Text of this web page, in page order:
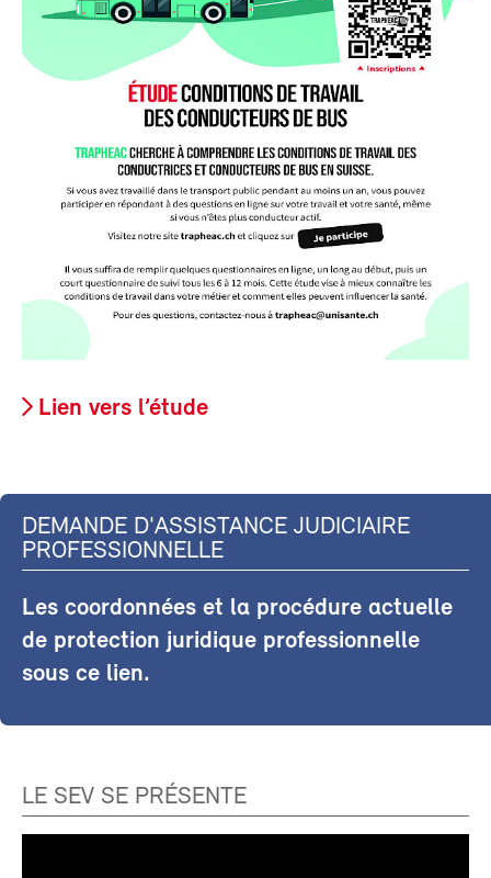
Lien vers l’étude
DEMANDE D'ASSISTANCE JUDICIAIRE
PROFESSIONNELLE
Les coordonnées et la procédure actuelle
de protection juridique professionnelle
sous ce lien.
LE SEV SE PRÉSENTE